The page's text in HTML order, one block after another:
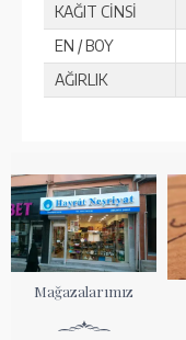
KAĞIT CİNSİ
EN / BOY
AĞIRLIK
Mağazalarımız